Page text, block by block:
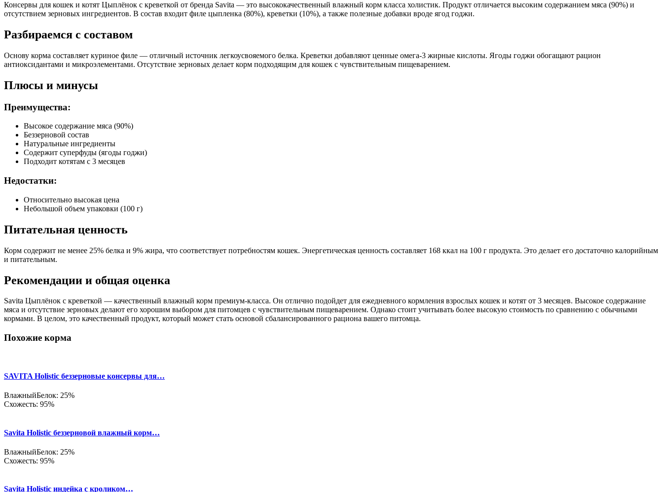
Аналитический состав
Ягоды годжи, витамины A, E, D, микроэлементы, аминокислоты
Пищевая ценность
Белок (%)
Влага (%)
14
Калорийность (ккал/100г)
Консервы для кошек и котят Цыплёнок с креветкой от бренда Savita — это высококачественный влажный корм класса холистик. Продукт отличается высоким содержанием мяса (90%) и
отсутствием зерновых ингредиентов. В состав входит филе цыпленка (80%), креветки (10%), а также полезные добавки вроде ягод годжи.
Разбираемся с составом
Основу корма составляет куриное филе — отличный источник легкоусвояемого белка. Креветки добавляют ценные омега-3 жирные кислоты. Ягоды годжи обогащают рацион
антиоксидантами и микроэлементами. Отсутствие зерновых делает корм подходящим для кошек с чувствительным пищеварением.
Плюсы и минусы
Преимущества:
Высокое содержание мяса (90%)
Беззерновой состав
Натуральные ингредиенты
Содержит суперфуды (ягоды годжи)
Подходит котятам с 3 месяцев
Недостатки:
Относительно высокая цена
Небольшой объем упаковки (100 г)
Питательная ценность
Корм содержит не менее 25% белка и 9% жира, что соответствует потребностям кошек. Энергетическая ценность составляет 168 ккал на 100 г продукта. Это делает его достаточно калорийным
и питательным.
Рекомендации и общая оценка
Savita Цыплёнок с креветкой — качественный влажный корм премиум-класса. Он отлично подойдет для ежедневного кормления взрослых кошек и котят от 3 месяцев. Высокое содержание
мяса и отсутствие зерновых делают его хорошим выбором для питомцев с чувствительным пищеварением. Однако стоит учитывать более высокую стоимость по сравнению с обычными
кормами. В целом, это качественный продукт, который может стать основой сбалансированного рациона вашего питомца.
Похожие корма
SAVITA Holistic беззерновые консервы для…
ВлажныйБелок: 25%
Схожесть: 95%
Savita Holistic беззерновой влажный корм…
ВлажныйБелок: 25%
Схожесть: 95%
Savita Holistic индейка с кроликом…